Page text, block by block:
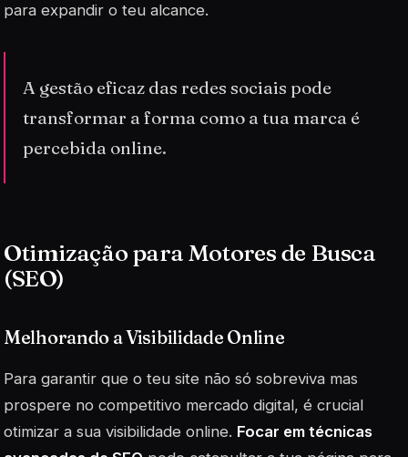
para expandir o teu alcance.
A gestão eficaz das redes sociais pode
transformar a forma como a tua marca é
percebida online.
Otimização para Motores de Busca
(SEO)
Melhorando a Visibilidade Online
Para garantir que o teu site não só sobreviva mas
prospere no competitivo mercado digital, é crucial
otimizar a sua visibilidade online. Focar em técnicas